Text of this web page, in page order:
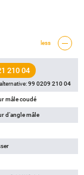
less
210 04
99 0209 210 04
mâle coudé
d‘angle mâle